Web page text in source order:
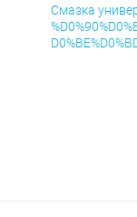
Смазка